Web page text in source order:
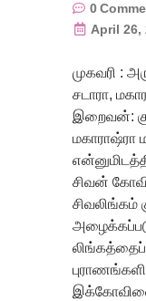
0
April 26,
முகவரி :
சடாரா,
இறைவன்:
மகாராஷ்ரா
சிவன்
சிவலிங்கம்
லிங்கத்தைப்